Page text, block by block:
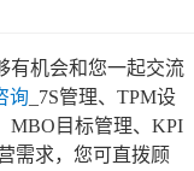
有机会和您一起交流
询 _7S管理、TPM设
MBO目标管理、KPI
需求，您可直拨顾